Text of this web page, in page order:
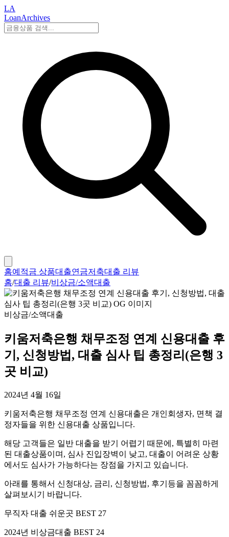
LA
LoanArchives
홈예적금 상품대출연금저축대출 리뷰
홈/대출 리뷰/비상금/소액대출
비상금/소액대출
키움저축은행 채무조정 연계 신용대출 후
기, 신청방법, 대출 심사 팁 총정리(은행 3
곳 비교)
2024년 4월 16일
키움저축은행 채무조정 연계 신용대출은 개인회생자, 면책 결
정자들을 위한 신용대출 상품입니다.
해당 고객들은 일반 대출을 받기 어렵기 때문에, 특별히 마련
된 대출상품이며, 심사 진입장벽이 낮고, 대출이 어려운 상황
에서도 심사가 가능하다는 장점을 가지고 있습니다.
아래를 통해서 신청대상, 금리, 신청방법, 후기등을 꼼꼼하게
살펴보시기 바랍니다.
무직자 대출 쉬운곳 BEST 27
2024년 비상금대출 BEST 24